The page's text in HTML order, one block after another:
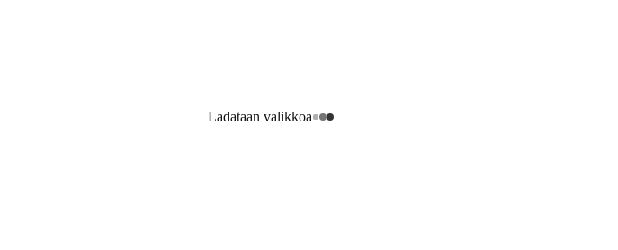
Ladataan valikkoa